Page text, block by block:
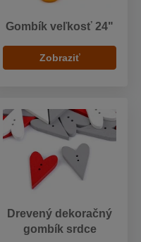
Gombík veľkosť 24"
Zobraziť
Drevený dekoračný
gombík srdce